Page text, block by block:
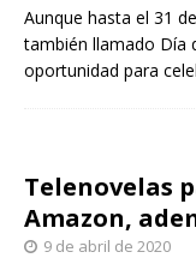
Aunque hasta el 31
también llamado Día
oportunidad para
Telenovelas
Amazon,
9 de abril de 2020